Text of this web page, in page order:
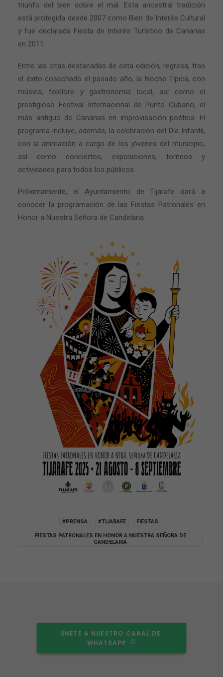
triunfo del bien sobre el mal. Esta ancestral tradición
está protegida desde 2007 como Bien de Interés Cultural
y fue declarada Fiesta de Interés Turístico de Canarias
en 2011.
Entre las citas destacadas de esta edición, regresa, tras
el éxito cosechado el pasado año, la Noche Típica, con
música, folclore y gastronomía local, así como el
prestigioso Festival Internacional de Punto Cubano, el
más antiguo de Canarias en improvisación poética. El
programa incluye, además, la celebración del Día Infantil,
con la animación a cargo de los jóvenes del municipio,
así como conciertos, exposiciones, torneos y
actividades para todos los públicos.
Próximamente, el Ayuntamiento de Tijarafe dará a
conocer la programación de las Fiestas Patronales en
Honor a Nuestra Señora de Candelaria.
#PRENSA #TIJARAFE FIESTAS
FIESTAS PATRONALES EN HONOR A NUESTRA SEÑORA DE
CANDELARIA
ÚNETE A NUESTRO CANAL DE
WHATSAPP
opcionales.
Son
necesarias